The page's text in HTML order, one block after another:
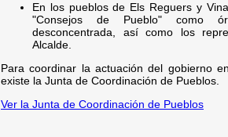
En los pueblos de Els Reguers y
"Consejos de Pueblo" como
desconcentrada, así como los
Alcalde.
Para coordinar la actuación del gobierno
existe la Junta de Coordinación de Pueblos.
Ver la Junta de Coordinación de Pueblos